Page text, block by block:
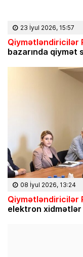
23 İyul 2026, 15:57
Qiymətləndiricilər
bazarında qiymət
08 İyul 2026, 13:24
Qiymətləndiricilər
elektron